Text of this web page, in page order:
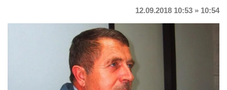
12.09.2018 10:53 » 10:54